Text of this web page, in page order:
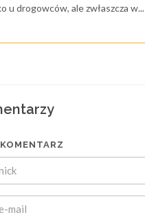
u drogowców, ale zwłaszcza w...